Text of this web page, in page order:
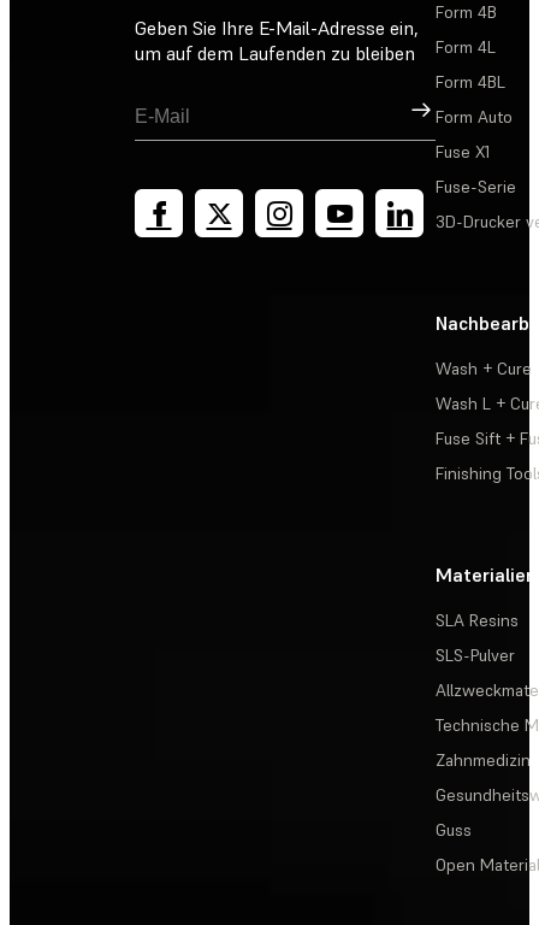
Geben Sie Ihre E-Mail-Adresse ein,
um auf dem Laufenden zu bleiben
Registrieren
Form 4B
Form 4L
Form 4BL
Form Auto
Fuse X1
Fuse-Serie
3D-Drucker
Wash + Cure
Wash L +
Fuse Sift +
Finishing
Materialien
SLA Resins
SLS-Pulver
Technische
Zahnmedizin
Guss
Open